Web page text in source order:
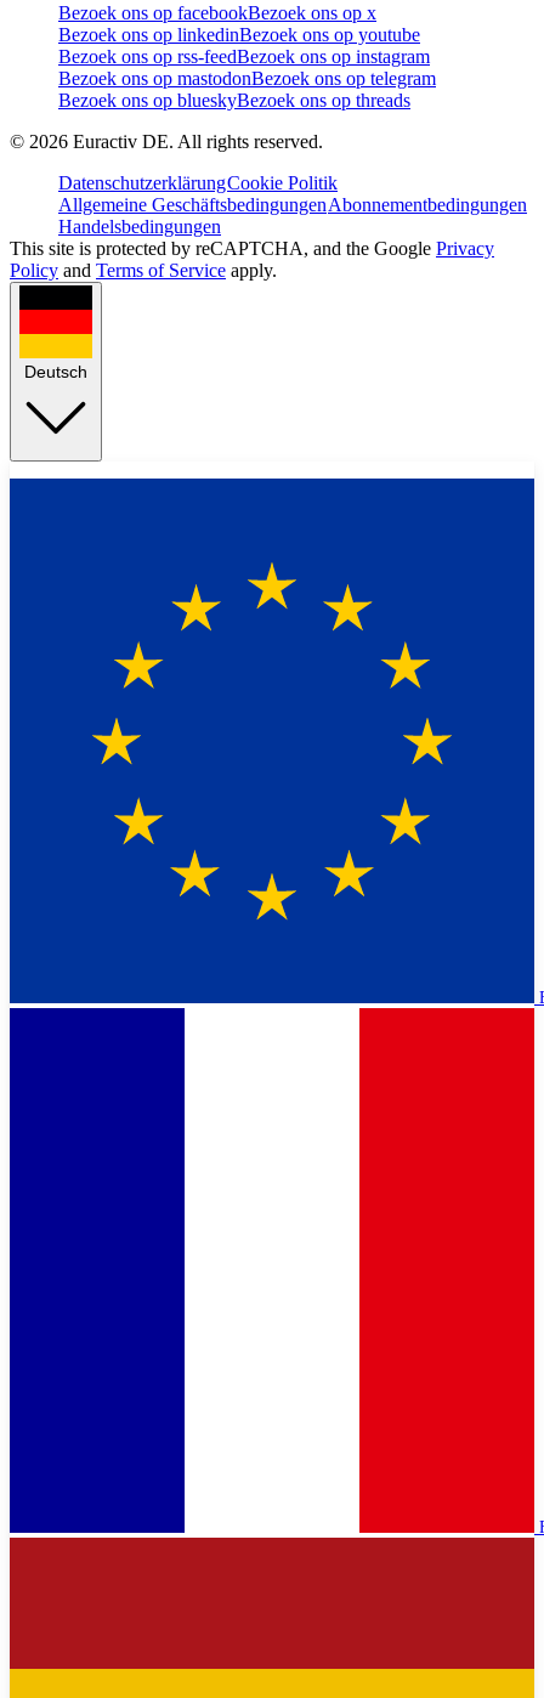
Bezoek ons op facebookBezoek ons op x
Bezoek ons op linkedinBezoek ons op youtube
Bezoek ons op rss-feedBezoek ons op instagram
Bezoek ons op mastodonBezoek ons op telegram
Bezoek ons op blueskyBezoek ons op threads
© 2026 Euractiv DE. All rights reserved.
DatenschutzerklärungCookie Politik
Allgemeine GeschäftsbedingungenAbonnementbedingungen
Handelsbedingungen
This site is protected by reCAPTCHA, and the Google Privacy
Policy and Terms of Service apply.
Deutsch